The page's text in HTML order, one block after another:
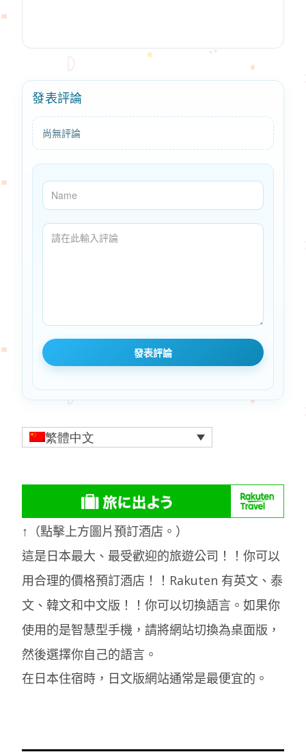
發表評論
尚無評論
繁體中文
↑（點擊上方圖片預訂酒店。）
這是日本最大、最受歡迎的旅遊公司！！你可以
用合理的價格預訂酒店！！Rakuten 有英文、泰
文、韓文和中文版！！你可以切換語言。如果你
使用的是智慧型手機，請將網站切換為桌面版，
然後選擇你自己的語言。
在日本住宿時，日文版網站通常是最便宜的。